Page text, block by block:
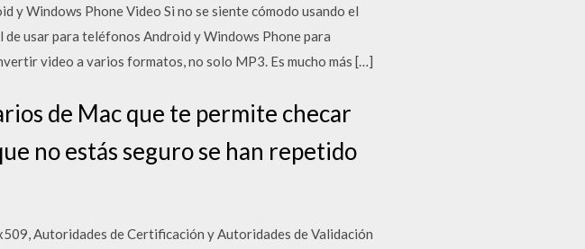
y Windows Phone Video Si no se siente cómodo usando el
usar para teléfonos Android y Windows Phone para
video a varios formatos, no solo MP3. Es mucho más […]
de Mac que te permite checar
no estás seguro se han repetido
Autoridades de Certificación y Autoridades de Validación